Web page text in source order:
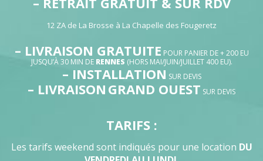
12 ZA de La Brosse à La Chapelle des Fougeretz
– LIVRAISON GRATUITE POUR PANIER DE + 200 EU
JUSQU’À 30 MIN DE RENNES (HORS MAI/JUIN/JUILLET 400 EU).
– INSTALLATION SUR DEVIS
– LIVRAISON GRAND OUEST SUR DEVIS
TARIFS :
Les tarifs weekend sont indiqués pour une location DU